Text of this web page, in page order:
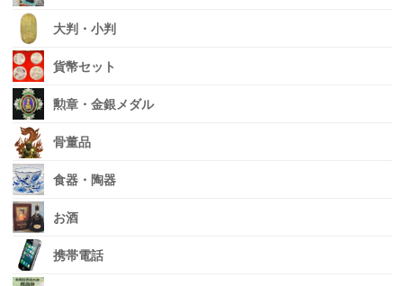
大判・小判
貨幣セット
勲章・金銀メダル
骨董品
食器・陶器
お酒
携帯電話